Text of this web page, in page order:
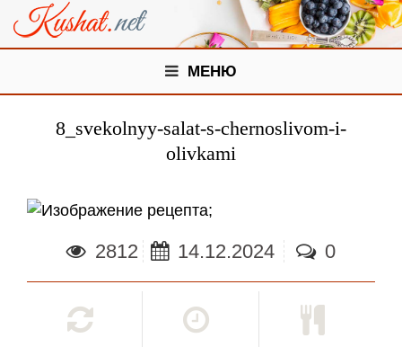
МЕНЮ
8_svekolnyy-salat-s-chernoslivom-i-
olivkami
;
2812 14.12.2024 0